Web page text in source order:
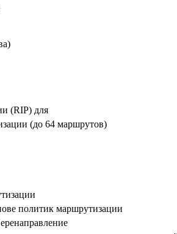
(RIP) для
(до 64 маршрутов)
политик маршрутизации